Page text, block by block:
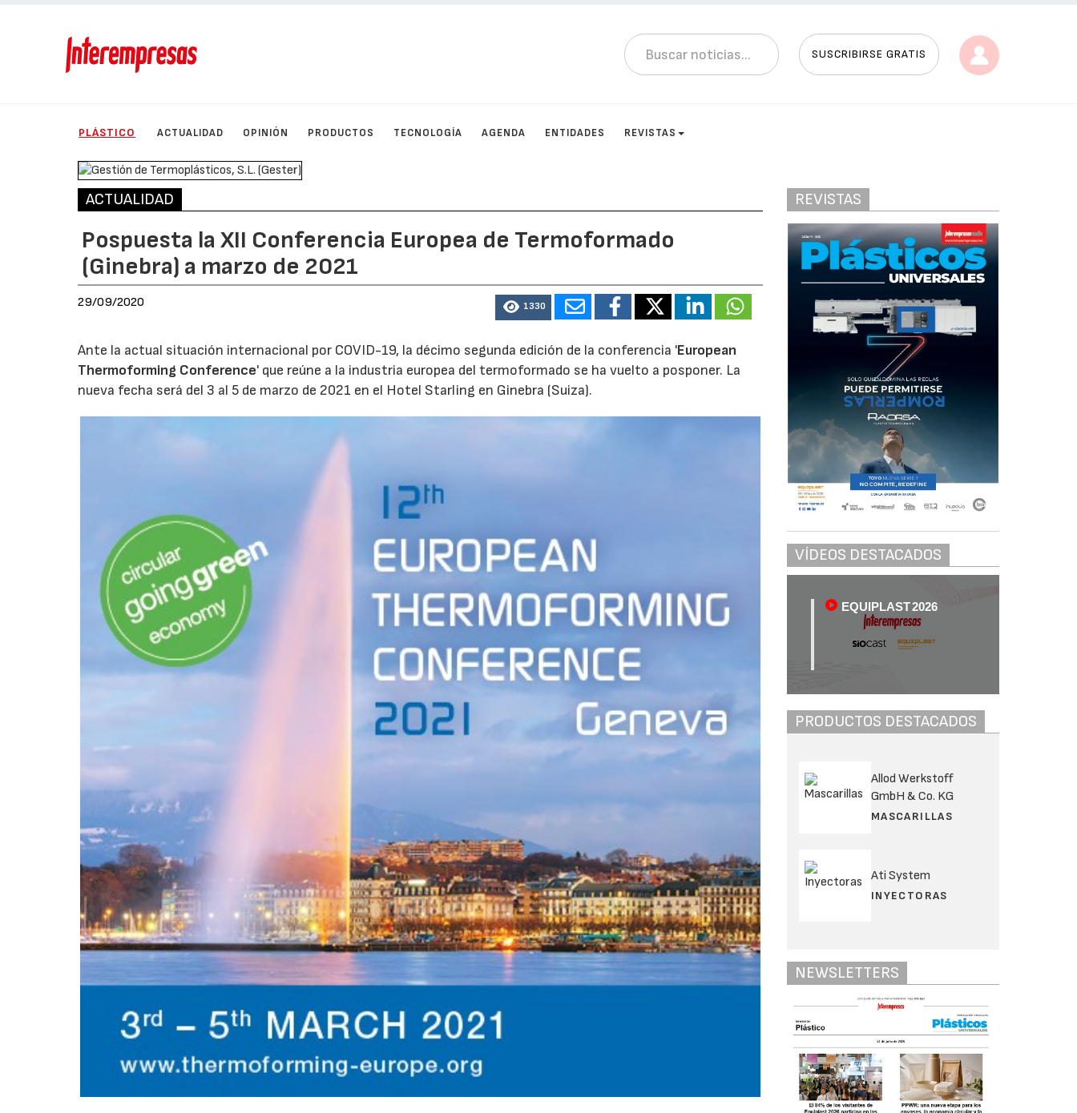
SUSCRIBIRSE GRATIS
PLÁSTICO ACTUALIDAD OPINIÓN PRODUCTOS TECNOLOGÍA AGENDA ENTIDADES REVISTAS
ACTUALIDAD
Pospuesta la XII Conferencia Europea de Termoformado
(Ginebra) a marzo de 2021
29/09/2020 1330
Ante la actual situación internacional por COVID-19, la décimo segunda edición de la conferencia 'European
Thermoforming Conference' que reúne a la industria europea del termoformado se ha vuelto a posponer. La
nueva fecha será del 3 al 5 de marzo de 2021 en el Hotel Starling en Ginebra (Suiza).
REVISTAS
VÍDEOS DESTACADOS
EQUIPLAST 2026
PRODUCTOS DESTACADOS
Allod Werkstoff
GmbH & Co. KG
MASCARILLAS
Ati System
INYECTORAS
NEWSLETTERS